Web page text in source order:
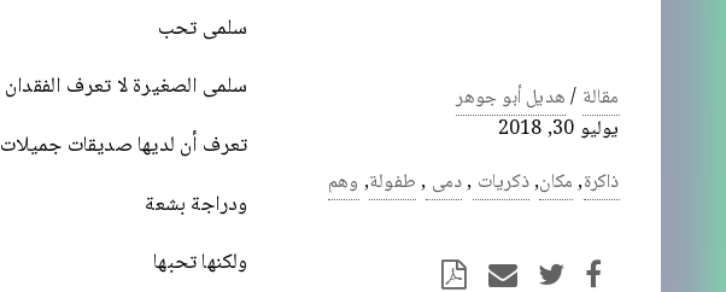
مقالة /هديل أبو جوهر
يوليو 30, 2018
ذاكرة,مكان,ذكريات ,دمى ,طفولة, وهم
سلمى تحب
سلمى الصغيرة لا تعرف الفقدان
تعرف أن لديها صديقات جميلات
ودراجة بشعة
ولكنها تحبها